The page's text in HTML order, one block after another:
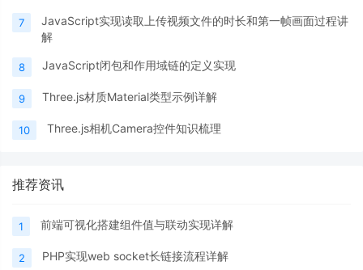
7
JavaScript实现读取上传视频文件的时长和第一帧画面过程讲
解
8 JavaScript闭包和作用域链的定义实现
9 Three.js材质Material类型示例详解
10 Three.js相机Camera控件知识梳理
推荐资讯
1 前端可视化搭建组件值与联动实现详解
2 PHP实现web socket长链接流程详解